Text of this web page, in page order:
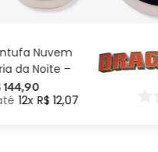
Nuvem
da Noite –
Treinar
Dragão
144,90
12 R$ 12,07